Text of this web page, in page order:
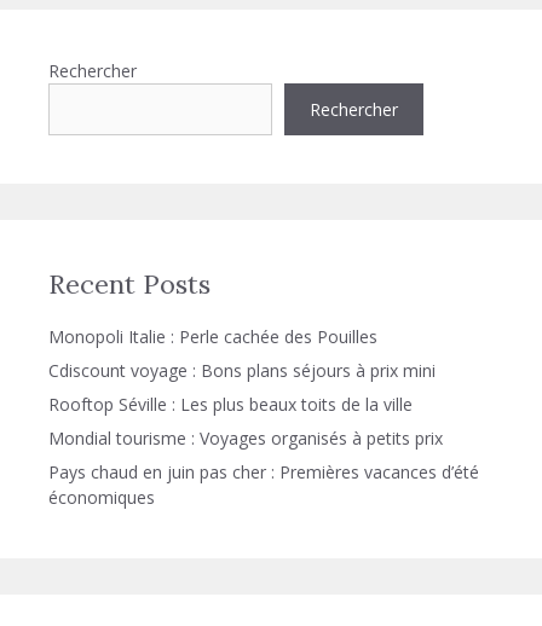
Rechercher
Rechercher
Recent Posts
Monopoli Italie : Perle cachée des Pouilles
Cdiscount voyage : Bons plans séjours à prix mini
Rooftop Séville : Les plus beaux toits de la ville
Mondial tourisme : Voyages organisés à petits prix
Pays chaud en juin pas cher : Premières vacances d’été
économiques